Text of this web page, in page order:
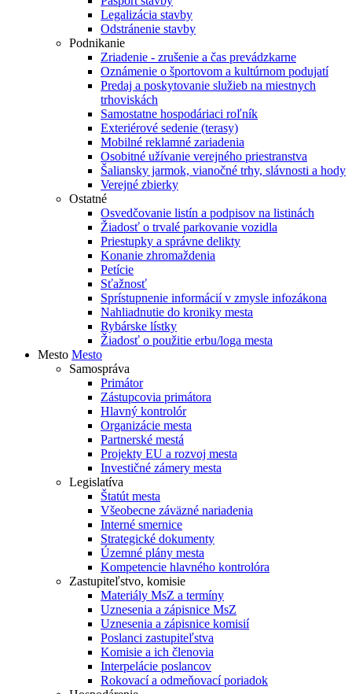
Legalizácia stavby
Odstránenie stavby
Podnikanie
Zriadenie - zrušenie a čas prevádzkarne
Oznámenie o športovom a kultúrnom podujatí
Predaj a poskytovanie služieb na miestnych
trhoviskách
Samostatne hospodáriaci roľník
Exteriérové sedenie (terasy)
Mobilné reklamné zariadenia
Osobitné užívanie verejného priestranstva
Šaliansky jarmok, vianočné trhy, slávnosti a hody
Verejné zbierky
Ostatné
Osvedčovanie listín a podpisov na listinách
Žiadosť o trvalé parkovanie vozidla
Priestupky a správne delikty
Konanie zhromaždenia
Petície
Sťažnosť
Sprístupnenie informácií v zmysle infozákona
Nahliadnutie do kroniky mesta
Rybárske lístky
Žiadosť o použitie erbu/loga mesta
Mesto Mesto
Samospráva
Primátor
Zástupcovia primátora
Hlavný kontrolór
Organizácie mesta
Partnerské mestá
Projekty EU a rozvoj mesta
Investičné zámery mesta
Legislatíva
Štatút mesta
Všeobecne záväzné nariadenia
Interné smernice
Strategické dokumenty
Územné plány mesta
Kompetencie hlavného kontrolóra
Zastupiteľstvo, komisie
Materiály MsZ a termíny
Uznesenia a zápisnice MsZ
Uznesenia a zápisnice komisií
Poslanci zastupiteľstva
Komisie a ich členovia
Interpelácie poslancov
Rokovací a odmeňovací poriadok